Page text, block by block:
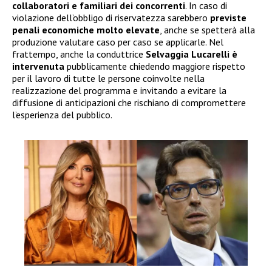
collaboratori e familiari dei concorrenti. In caso di
violazione dell’obbligo di riservatezza sarebbero previste
penali economiche molto elevate, anche se spetterà alla
produzione valutare caso per caso se applicarle. Nel
frattempo, anche la conduttrice Selvaggia Lucarelli è
intervenuta pubblicamente chiedendo maggiore rispetto
per il lavoro di tutte le persone coinvolte nella
realizzazione del programma e invitando a evitare la
diffusione di anticipazioni che rischiano di compromettere
l’esperienza del pubblico.